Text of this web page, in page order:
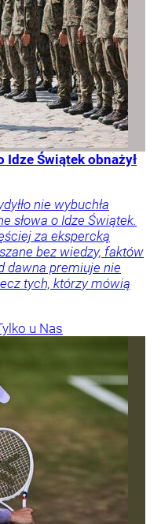
Idze Świątek obnażył
nie wybuchła
słowa o Idze Świątek.
za ekspercką
bez wiedzy, faktów
dawna premiuje nie
tych, którzy mówią
u Nas